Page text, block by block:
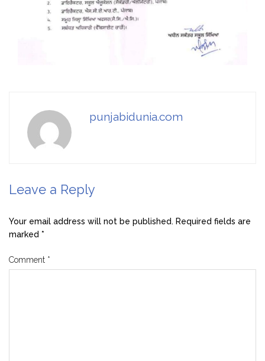
punjabidunia.com
Leave a Reply
Your email address will not be published. Required fields are
marked *
Comment *